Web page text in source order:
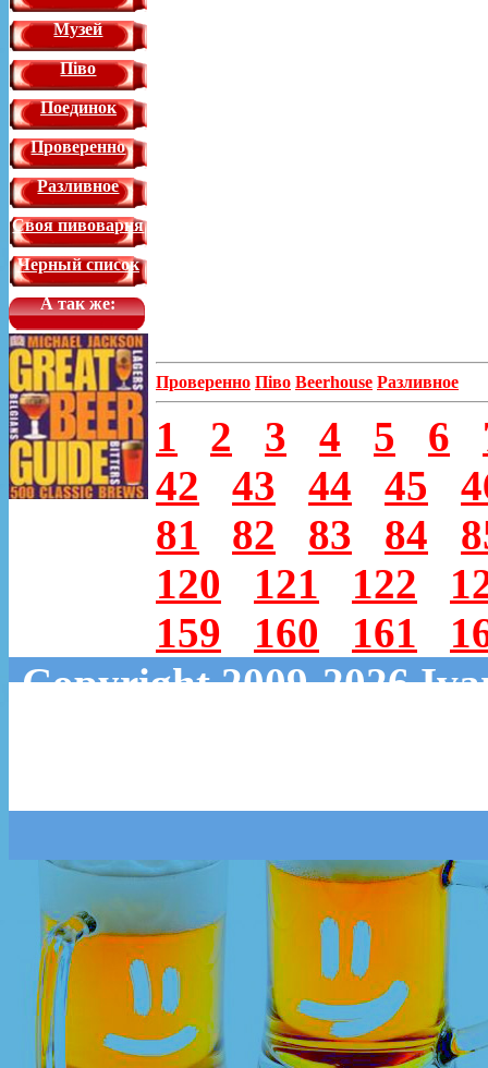
Музей
Піво
Поединок
Проверенно
Разливное
Своя пивоварня
Черный список
А так же:
Проверенно Піво Beerhouse Разливное
1 2 3 4 5 6
42
43 44 45
81
82 83 84
120
121 122
159
160 161
Copyright 2009-2026